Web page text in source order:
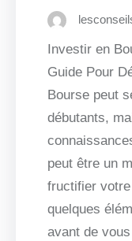
Investir en
Guide Pour
Bourse peut
débutants,
peut être un
fructifier
quelques
avant de